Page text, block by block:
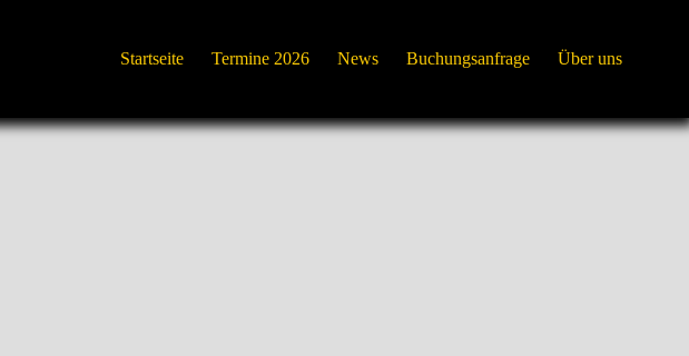
Startseite Termine 2026 News Buchungsanfrage Über uns